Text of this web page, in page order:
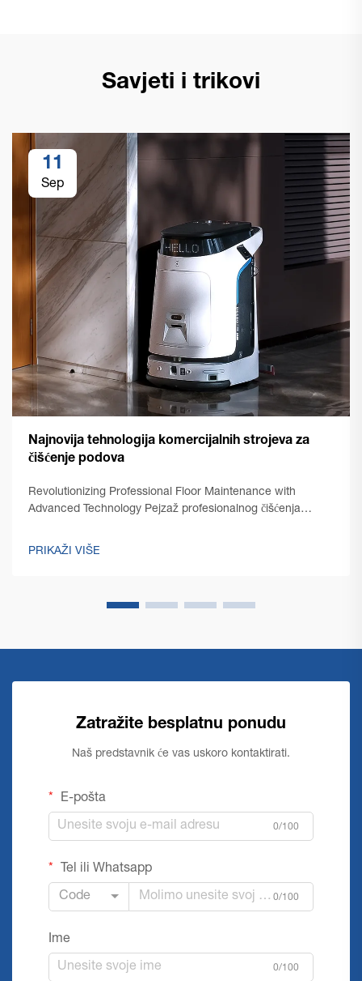
Savjeti i trikovi
11
Sep
Najnovija tehnologija komercijalnih strojeva za
čišćenje podova
Revolutionizing Professional Floor Maintenance with
Advanced Technology Pejzaž profesionalnog čišćenja
tehnologije komercijalnih strojeva za čišćenje podova. Kako
PRIKAŽI VIŠE
Zatražite besplatnu ponudu
Naš predstavnik će vas uskoro kontaktirati.
E-pošta
0/100
Tel ili Whatsapp
Code 0/100
Ime
0/100